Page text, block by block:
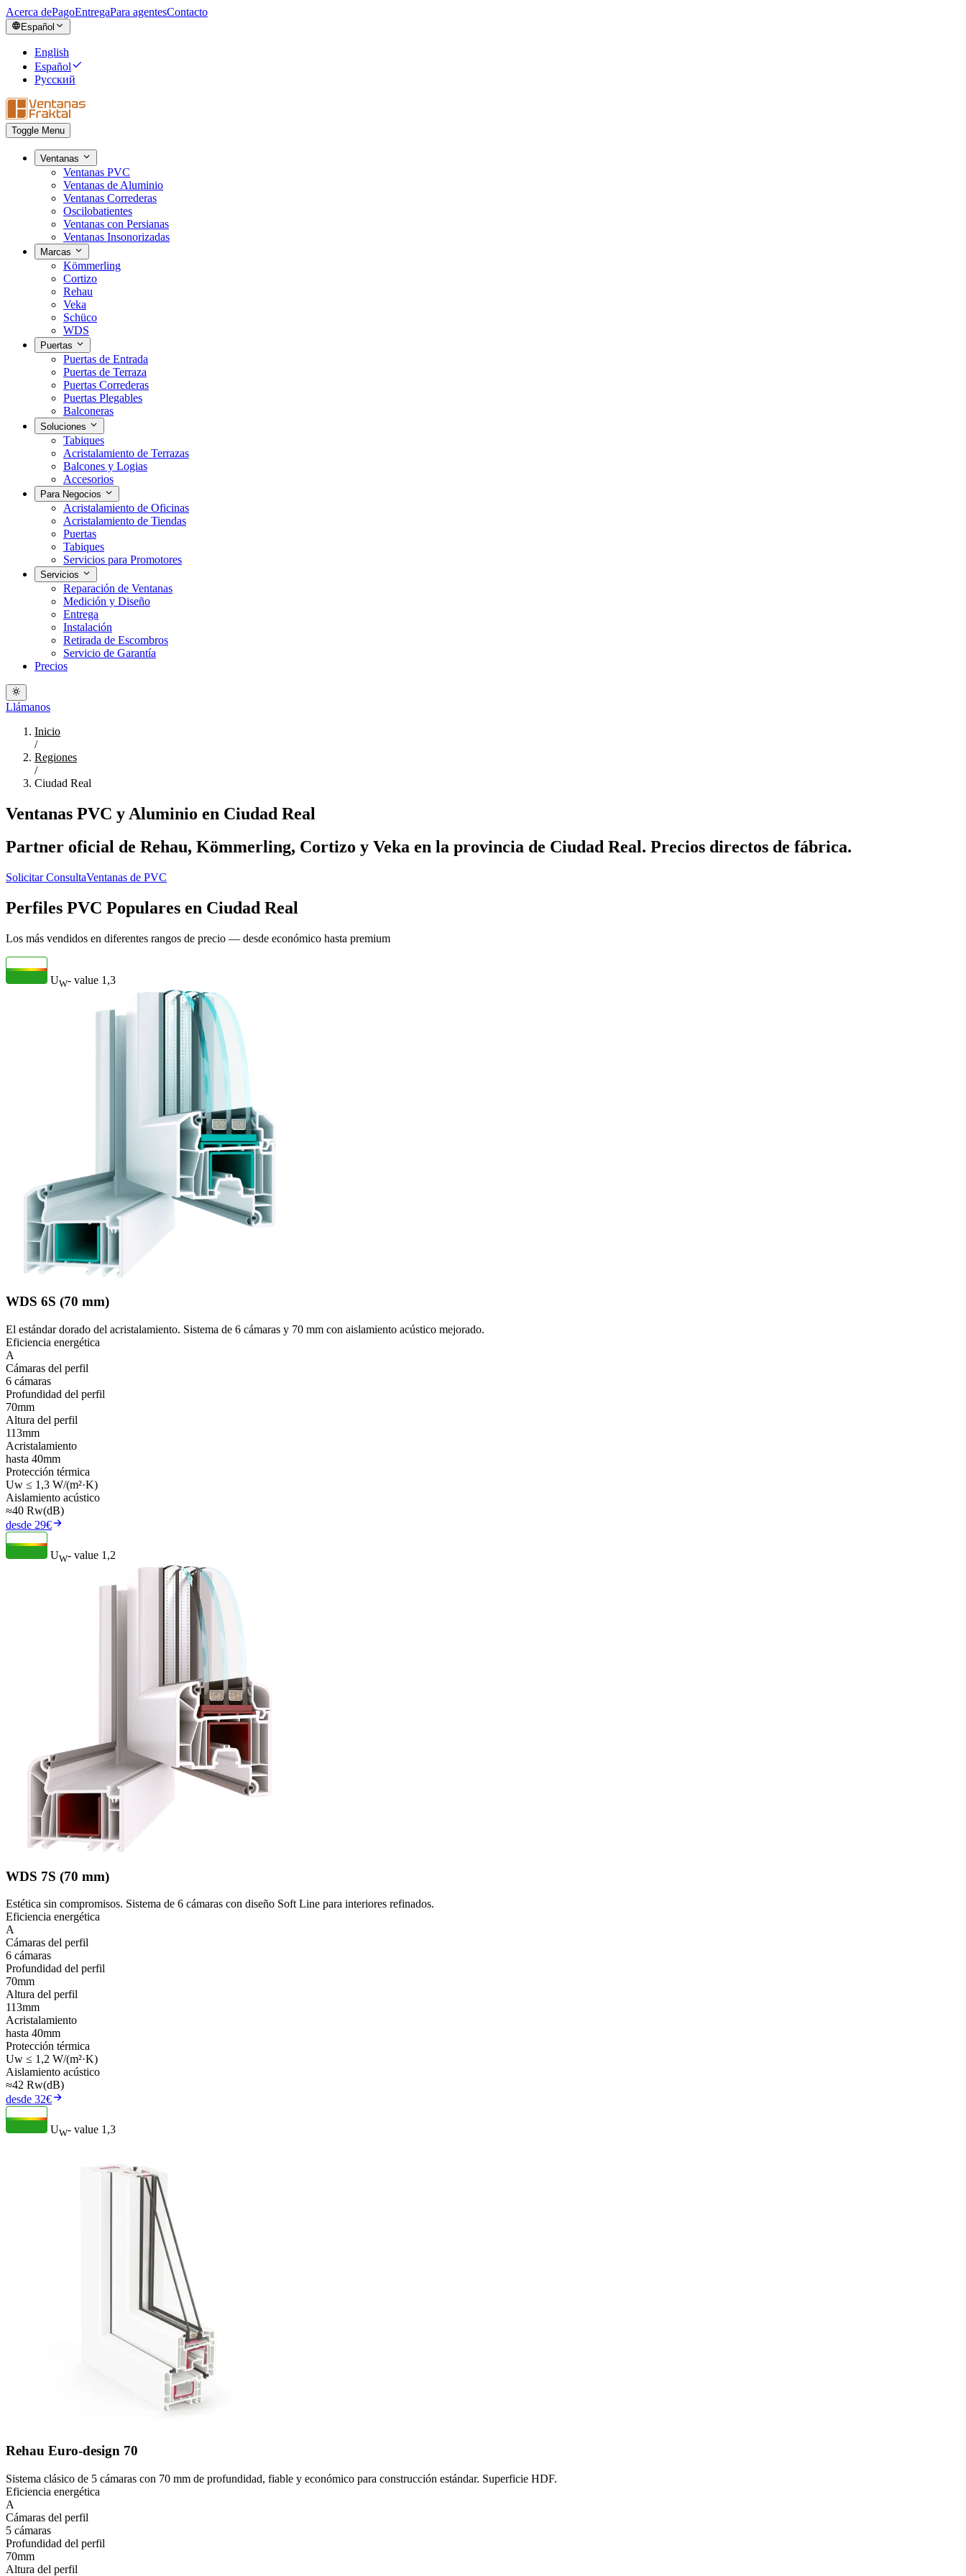
Acerca dePagoEntregaPara agentesContacto
Español
English
Español
Русский
Toggle Menu
Ventanas
Ventanas PVC
Ventanas de Aluminio
Ventanas Correderas
Oscilobatientes
Ventanas con Persianas
Ventanas Insonorizadas
Marcas
Kömmerling
Cortizo
Rehau
Veka
Schüco
WDS
Puertas
Puertas de Entrada
Puertas de Terraza
Puertas Correderas
Puertas Plegables
Balconeras
Soluciones
Tabiques
Acristalamiento de Terrazas
Balcones y Logias
Accesorios
Para Negocios
Acristalamiento de Oficinas
Acristalamiento de Tiendas
Puertas
Tabiques
Servicios para Promotores
Servicios
Reparación de Ventanas
Medición y Diseño
Entrega
Instalación
Retirada de Escombros
Servicio de Garantía
Precios
Llámanos
Inicio
/
Regiones
/
Ciudad Real
Ventanas PVC y Aluminio en Ciudad Real
Partner oficial de Rehau, Kömmerling, Cortizo y Veka en la provincia de Ciudad Real. Precios directos de fábrica.
Solicitar ConsultaVentanas de PVC
Perfiles PVC Populares en Ciudad Real
Los más vendidos en diferentes rangos de precio — desde económico hasta premium
UW- value 1,3
WDS 6S (70 mm)
El estándar dorado del acristalamiento. Sistema de 6 cámaras y 70 mm con aislamiento acústico mejorado.
Eficiencia energética
A
Cámaras del perfil
6 cámaras
Profundidad del perfil
70mm
Altura del perfil
113mm
Acristalamiento
hasta 40mm
Protección térmica
Uw ≤ 1,3 W/(m²·K)
Aislamiento acústico
≈40 Rw(dB)
desde 29€
UW- value 1,2
WDS 7S (70 mm)
Estética sin compromisos. Sistema de 6 cámaras con diseño Soft Line para interiores refinados.
Eficiencia energética
A
Cámaras del perfil
6 cámaras
Profundidad del perfil
70mm
Altura del perfil
113mm
Acristalamiento
hasta 40mm
Protección térmica
Uw ≤ 1,2 W/(m²·K)
Aislamiento acústico
≈42 Rw(dB)
desde 32€
UW- value 1,3
Rehau Euro-design 70
Sistema clásico de 5 cámaras con 70 mm de profundidad, fiable y económico para construcción estándar. Superficie HDF.
Eficiencia energética
A
Cámaras del perfil
5 cámaras
Profundidad del perfil
70mm
Altura del perfil